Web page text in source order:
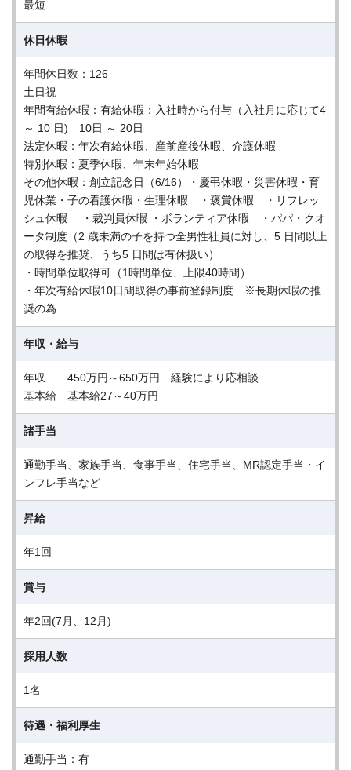
最短
休日休暇
年間休日数：126
土日祝
年間有給休暇：有給休暇：入社時から付与（入社月に応じて4
～ 10 日) 10日 ～ 20日
法定休暇：年次有給休暇、産前産後休暇、介護休暇
特別休暇：夏季休暇、年末年始休暇
その他休暇：創立記念日（6/16）・慶弔休暇・災害休暇・育
児休業・子の看護休暇・生理休暇 ・褒賞休暇 ・リフレッ
シュ休暇 ・裁判員休暇 ・ボランティア休暇 ・パパ・クオ
ータ制度（2 歳未満の子を持つ全男性社員に対し、5 日間以上
の取得を推奨、うち5 日間は有休扱い）
・時間単位取得可（1時間単位、上限40時間）
・年次有給休暇10日間取得の事前登録制度 ※長期休暇の推
奨の為
年収・給与
年収 450万円～650万円 経験により応相談
基本給 基本給27～40万円
諸手当
通勤手当、家族手当、食事手当、住宅手当、MR認定手当・イ
ンフレ手当など
昇給
年1回
賞与
年2回(7月、12月)
採用人数
1名
待遇・福利厚生
通勤手当：有